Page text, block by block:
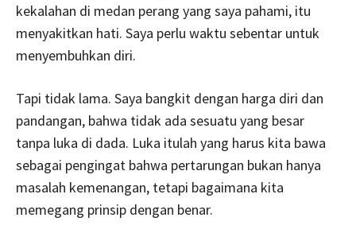
kekalahan di medan perang yang saya pahami, itu
menyakitkan hati. Saya perlu waktu sebentar untuk
menyembuhkan diri.
Tapi tidak lama. Saya bangkit dengan harga diri dan
pandangan, bahwa tidak ada sesuatu yang besar
tanpa luka di dada. Luka itulah yang harus kita bawa
sebagai pengingat bahwa pertarungan bukan hanya
masalah kemenangan, tetapi bagaimana kita
memegang prinsip dengan benar.